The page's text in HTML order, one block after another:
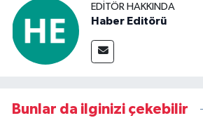
EDITÖR HAKKINDA
Haber Editörü
Bunlar da ilginizi çekebilir